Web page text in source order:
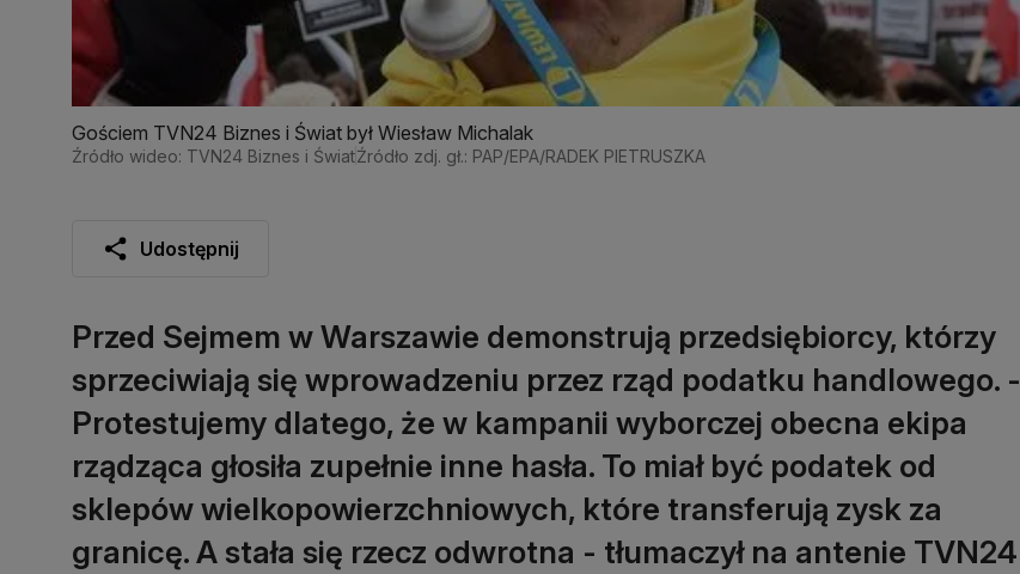
Gościem TVN24 Biznes i Świat był Wiesław Michalak
Źródło wideo: TVN24 Biznes i ŚwiatŹródło zdj. gł.: PAP/EPA/RADEK PIETRUSZKA
Udostępnij
Przed Sejmem w Warszawie demonstrują przedsiębiorcy, którzy
sprzeciwiają się wprowadzeniu przez rząd podatku handlowego. -
Protestujemy dlatego, że w kampanii wyborczej obecna ekipa
rządząca głosiła zupełnie inne hasła. To miał być podatek od
sklepów wielkopowierzchniowych, które transferują zysk za
granicę. A stała się rzecz odwrotna - tłumaczył na antenie TVN24